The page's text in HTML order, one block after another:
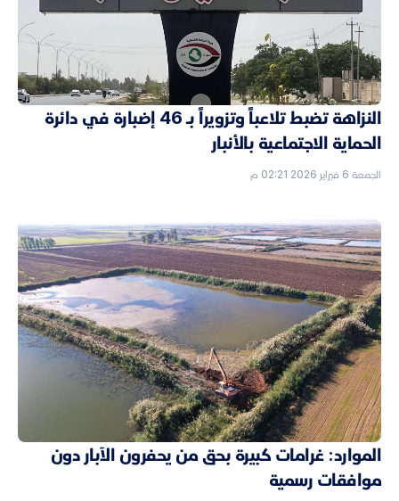
النزاهة تضبط تلاعباً وتزويراً بـ 46 إضبارة في دائرة
الحماية الاجتماعية بالأنبار
الجمعة 6 فبراير 2026 02:21 م
الموارد: غرامات كبيرة بحق من يحفرون الآبار دون
موافقات رسمية